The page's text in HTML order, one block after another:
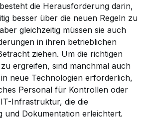
die Herausforderung darin,
besser über die neuen Regeln zu
gleichzeitig müssen sie auch
in ihren betrieblichen
ziehen. Um die richtigen
ergreifen, sind manchmal auch
neue Technologien erforderlich,
Personal für Kontrollen oder
Infrastruktur, die die
und Dokumentation erleichtert.